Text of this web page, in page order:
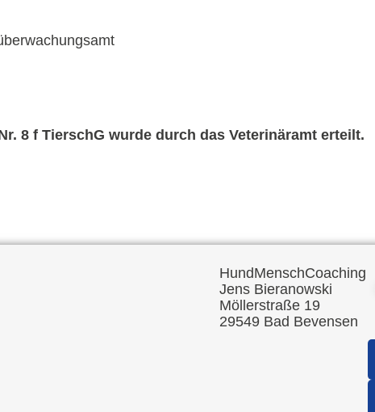
8 f TierschG wurde durch das Veterinäramt erteilt.
HundMenschCoaching
Jens Bieranowski
Möllerstraße 19
29549 Bad Bevensen